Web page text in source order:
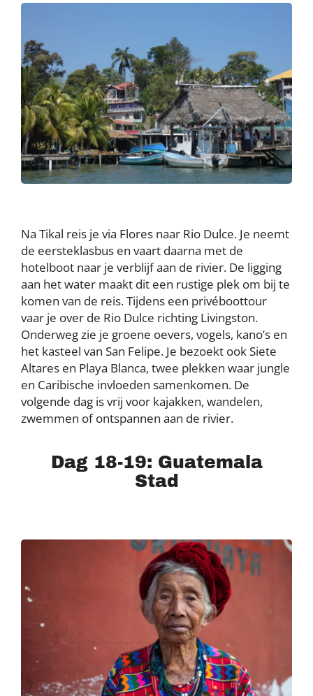
Na Tikal reis je via Flores naar Rio Dulce. Je neemt
de eersteklasbus en vaart daarna met de
hotelboot naar je verblijf aan de rivier. De ligging
aan het water maakt dit een rustige plek om bij te
komen van de reis. Tijdens een privéboottour
vaar je over de Rio Dulce richting Livingston.
Onderweg zie je groene oevers, vogels, kano’s en
het kasteel van San Felipe. Je bezoekt ook Siete
Altares en Playa Blanca, twee plekken waar jungle
en Caribische invloeden samenkomen. De
volgende dag is vrij voor kajakken, wandelen,
zwemmen of ontspannen aan de rivier.
Dag 18-19: Guatemala
Stad